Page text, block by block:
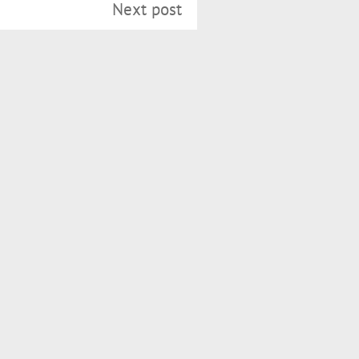
Next post